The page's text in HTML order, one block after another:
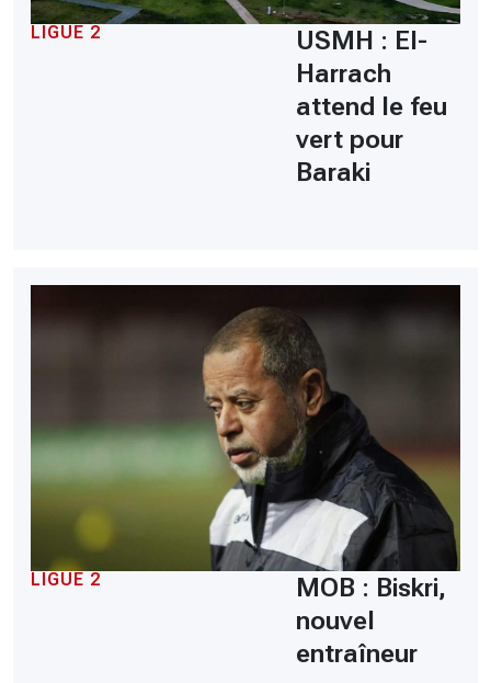
LIGUE 2
USMH : El-
Harrach
attend le feu
vert pour
Baraki
LIGUE 2
MOB : Biskri,
nouvel
entraîneur